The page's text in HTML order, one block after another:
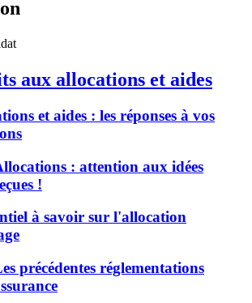
aux allocations et aides
et aides : les réponses à vos
: attention aux idées
!
à savoir sur l'allocation
précédentes réglementations